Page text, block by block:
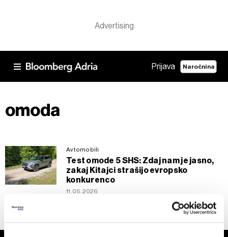
Prijava Naročnina
omoda
Avtomobili
Test omode 5 SHS: Zdaj nam je jasno,
zakaj Kitajci strašijo evropsko
konkurenco
11.05.2026